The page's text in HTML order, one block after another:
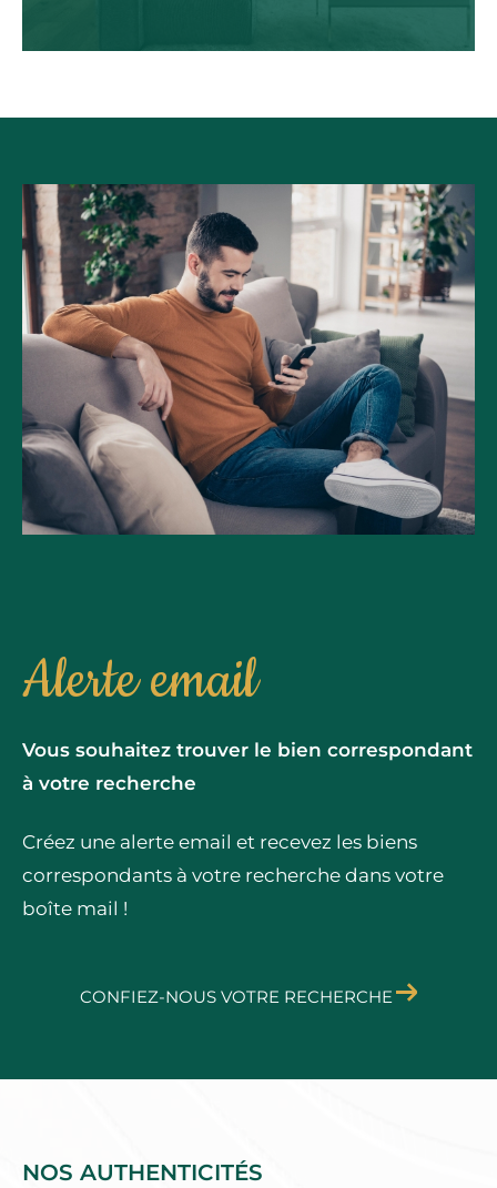
Alerte email
Vous souhaitez trouver le bien correspondant
à votre recherche
Créez une alerte email et recevez les biens
correspondants à votre recherche dans votre
boîte mail !
CONFIEZ-NOUS VOTRE RECHERCHE
NOS AUTHENTICITÉS